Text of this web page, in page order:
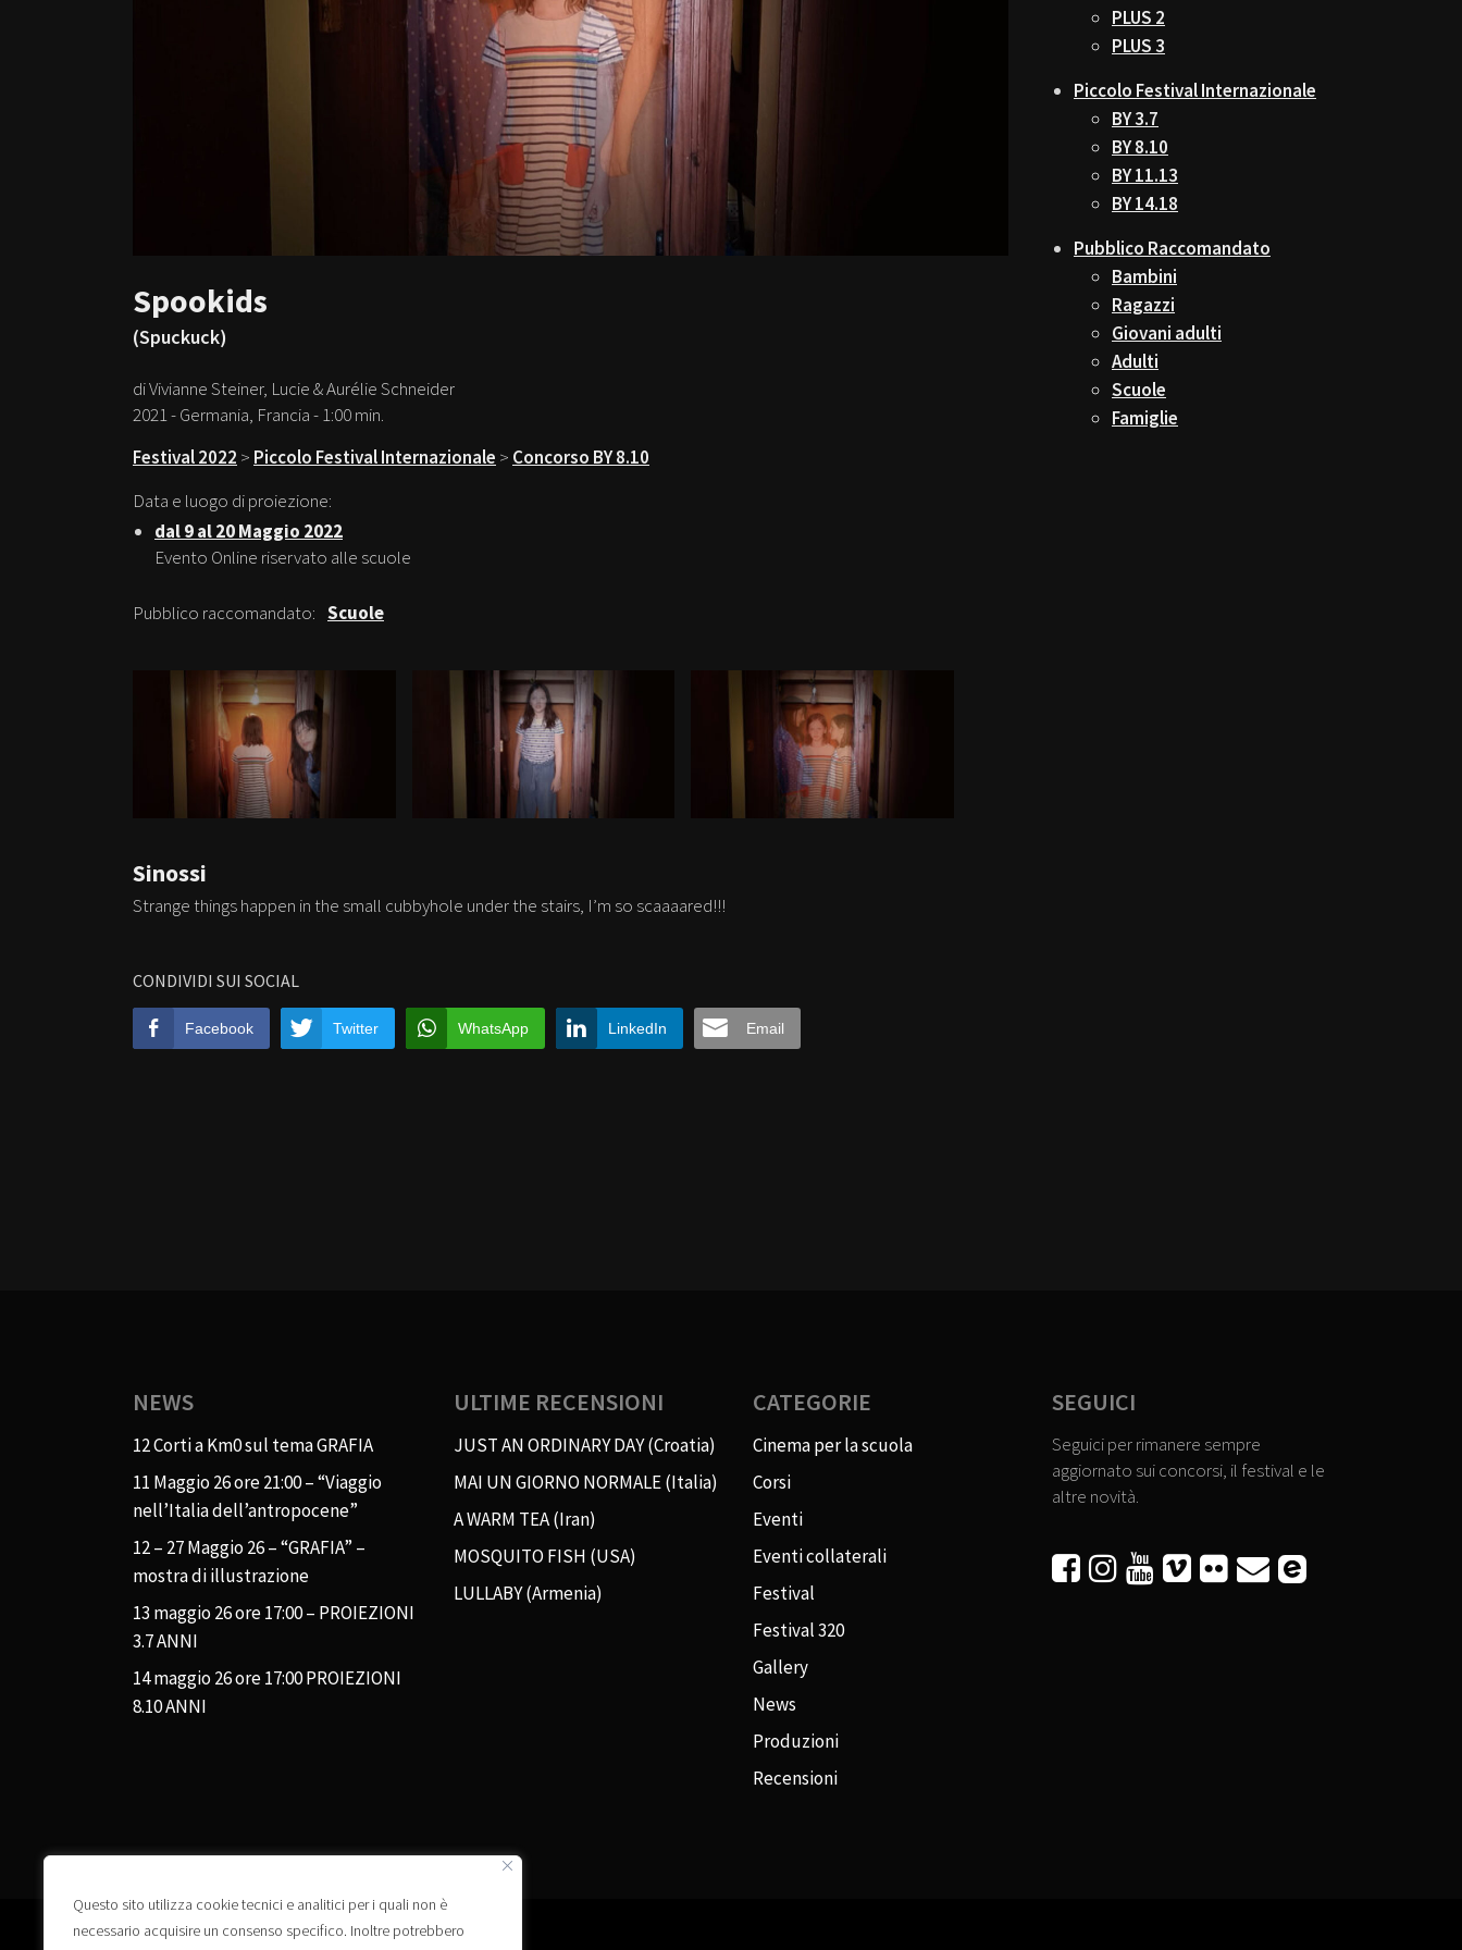
Questo sito utilizza cookie tecnici e analitici per i quali non è
necessario acquisire un consenso specifico. Inoltre potrebbero
Spookids
(Spuckuck)
di Vivianne Steiner, Lucie & Aurélie Schneider
2021 - Germania, Francia - 1:00 min.
Festival 2022 > Piccolo Festival Internazionale > Concorso BY 8.10
Data e luogo di proiezione:
dal 9 al 20 Maggio 2022
Evento Online riservato alle scuole
Pubblico raccomandato: Scuole
Sinossi
Strange things happen in the small cubbyhole under the stairs, I’m so scaaaared!!!
CONDIVIDI SUI SOCIAL
Facebook Twitter WhatsApp LinkedIn Email
PLUS 2
PLUS 3
Piccolo Festival Internazionale
BY 3.7
BY 8.10
BY 11.13
BY 14.18
Pubblico Raccomandato
Bambini
Ragazzi
Giovani adulti
Adulti
Scuole
Famiglie
NEWS
12 Corti a Km0 sul tema GRAFIA
11 Maggio 26 ore 21:00 – “Viaggio
nell’Italia dell’antropocene”
12 – 27 Maggio 26 – “GRAFIA” –
mostra di illustrazione
13 maggio 26 ore 17:00 – PROIEZIONI
3.7 ANNI
14 maggio 26 ore 17:00 PROIEZIONI
8.10 ANNI
ULTIME RECENSIONI
JUST AN ORDINARY DAY (Croatia)
MAI UN GIORNO NORMALE (Italia)
A WARM TEA (Iran)
MOSQUITO FISH (USA)
LULLABY (Armenia)
CATEGORIE
Cinema per la scuola
Corsi
Eventi
Eventi collaterali
Festival
Festival 320
Gallery
News
Produzioni
Recensioni
SEGUICI
Seguici per rimanere sempre
aggiornato sui concorsi, il festival e le
altre novità.
     